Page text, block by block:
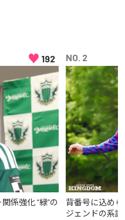
♥ 192
係強化 “緑”の
NO
背番号に込め
ジェンドの系